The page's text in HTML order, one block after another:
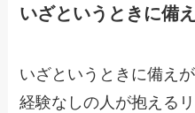
いざというときに備
いざというときに備え
経験なしの人が抱える